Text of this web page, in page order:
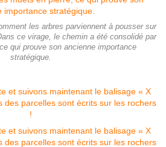
les arbres parviennent à pousser sur
ce virage, le chemin a été consolidé par
qui prouve son ancienne importance
stratégique.